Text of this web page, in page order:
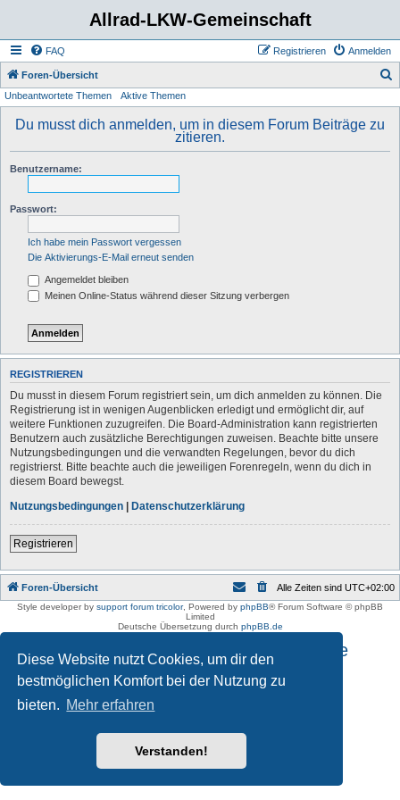
Diese Website nutzt Cookies, um dir den
bestmöglichen Komfort bei der Nutzung zu
bieten. Mehr erfahren
Verstanden!
Allrad-LKW-Gemeinschaft
FAQ Anmelden
Registrieren
Foren-Übersicht
Unbeantwortete Themen Aktive Themen
Du musst dich anmelden, um in diesem Forum Beiträge zu
zitieren.
Benutzername:
Passwort:
Ich habe mein Passwort vergessen
Die Aktivierungs-E-Mail erneut senden
Angemeldet bleiben
Meinen Online-Status während dieser Sitzung verbergen
REGISTRIEREN
Du musst in diesem Forum registriert sein, um dich anmelden zu können. Die
Registrierung ist in wenigen Augenblicken erledigt und ermöglicht dir, auf
weitere Funktionen zuzugreifen. Die Board-Administration kann registrierten
Benutzern auch zusätzliche Berechtigungen zuweisen. Beachte bitte unsere
Nutzungsbedingungen und die verwandten Regelungen, bevor du dich
registrierst. Bitte beachte auch die jeweiligen Forenregeln, wenn du dich in
diesem Board bewegst.
Nutzungsbedingungen | Datenschutzerklärung
Registrieren
Foren-Übersicht Alle Zeiten sind UTC+02:00
Style developer by support forum tricolor, Powered by phpBB® Forum Software © phpBB
Limited
Deutsche Übersetzung durch phpBB.de
Impressum und Datenschutzhinweise